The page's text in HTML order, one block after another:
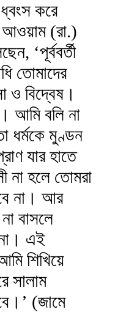
করে
(রা.)
‘পূর্ববর্তী
তোমাদের
ও বিদ্বেষ।
আমি বলি না
ধর্মকে মুণ্ডন
যার হাতে
না হলে তোমরা
না। আর
বাসলে
না। এই
শিখিয়ে
সালাম
(জামে